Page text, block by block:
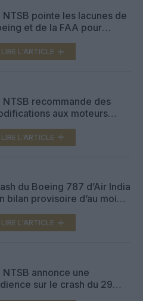
NTSB pointe les lacunes de
et de la FAA pour
de janvier 2024
LIRE L'ARTICLE
NTSB recommande des
aux moteurs
LIRE L'ARTICLE
du Boeing 787 d’Air India
bilan provisoire d’au moins
LIRE L'ARTICLE
NTSB annonce une
sur le crash du 29